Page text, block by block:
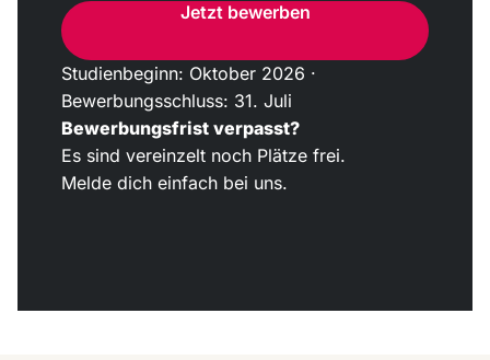
Jetzt bewerben
Studienbeginn: Oktober 2026 ·
Bewerbungsschluss: 31. Juli
Bewerbungsfrist verpasst?
Es sind vereinzelt noch Plätze frei.
Melde dich einfach bei uns.